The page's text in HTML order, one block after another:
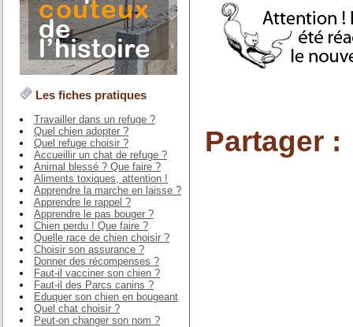
Les fiches pratiques
Travailler dans un refuge ?
Quel chien adopter ?
Quel refuge choisir ?
Accueillir un chat de refuge ?
Animal blessé ? Que faire ?
Aliments toxiques, attention !
Apprendre la marche en laisse ?
Apprendre le rappel ?
Apprendre le pas bouger ?
Chien perdu ! Que faire ?
Quelle race de chien choisir ?
Choisir son assurance ?
Donner des récompenses ?
Faut-il vacciner son chien ?
Faut-il des Parcs canins ?
Eduquer son chien en bougeant
Quel chat choisir ?
Peut-on changer son nom ?
Partager :